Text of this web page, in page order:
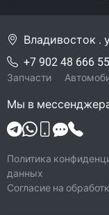
Владивосток .
+7 902 48 666 55
Запчасти
Мы в
Политика
данных
Согласие на